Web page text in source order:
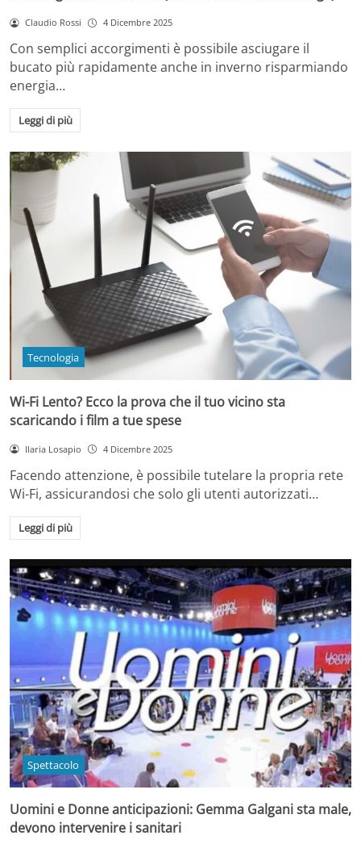
Claudio Rossi 4 Dicembre 2025
Con semplici accorgimenti è possibile asciugare il
bucato più rapidamente anche in inverno risparmiando
energia…
Leggi di più
Tecnologia
Wi-Fi Lento? Ecco la prova che il tuo vicino sta
scaricando i film a tue spese
Ilaria Losapio 4 Dicembre 2025
Facendo attenzione, è possibile tutelare la propria rete
Wi-Fi, assicurandosi che solo gli utenti autorizzati…
Leggi di più
Spettacolo
Uomini e Donne anticipazioni: Gemma Galgani sta male,
devono intervenire i sanitari